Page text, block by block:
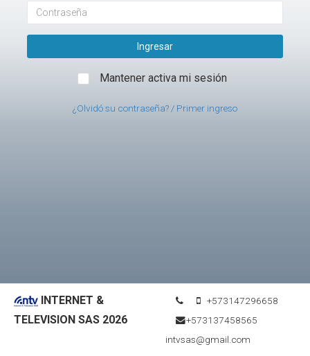
Mantener activa mi sesión
¿Olvidó su contraseña? / Primer ingreso
INTERNET &
TELEVISION SAS 2026
+573147296658
+573137458565
intvsas@gmail.com